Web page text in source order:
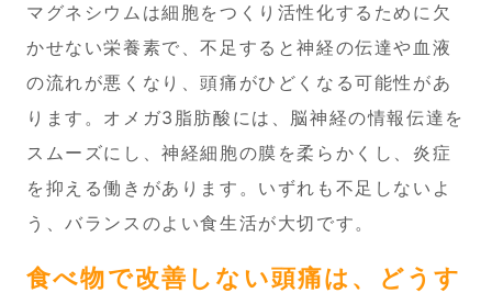
マグネシウムは細胞をつくり活性化するために欠
かせない栄養素で、不足すると神経の伝達や血液
の流れが悪くなり、頭痛がひどくなる可能性があ
ります。オメガ3脂肪酸には、脳神経の情報伝達を
スムーズにし、神経細胞の膜を柔らかくし、炎症
を抑える働きがあります。いずれも不足しないよ
う、バランスのよい食生活が大切です。
食べ物で改善しない頭痛は、どうす